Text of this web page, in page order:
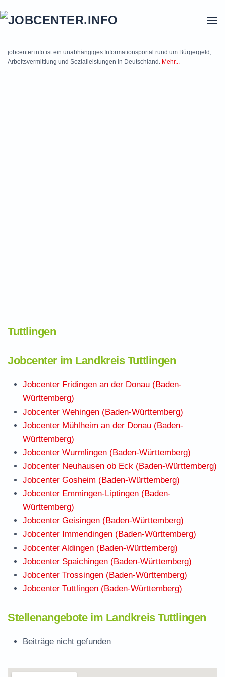
jobcenter.info ist ein unabhängiges Informationsportal rund um Bürgergeld,
Arbeitsvermittlung und Sozialleistungen in Deutschland. Mehr...
Tuttlingen
Jobcenter im Landkreis Tuttlingen
Jobcenter Fridingen an der Donau (Baden-
Württemberg)
Jobcenter Wehingen (Baden-Württemberg)
Jobcenter Mühlheim an der Donau (Baden-
Württemberg)
Jobcenter Wurmlingen (Baden-Württemberg)
Jobcenter Neuhausen ob Eck (Baden-Württemberg)
Jobcenter Gosheim (Baden-Württemberg)
Jobcenter Emmingen-Liptingen (Baden-
Württemberg)
Jobcenter Geisingen (Baden-Württemberg)
Jobcenter Immendingen (Baden-Württemberg)
Jobcenter Aldingen (Baden-Württemberg)
Jobcenter Spaichingen (Baden-Württemberg)
Jobcenter Trossingen (Baden-Württemberg)
Jobcenter Tuttlingen (Baden-Württemberg)
Stellenangebote im Landkreis Tuttlingen
Beiträge nicht gefunden